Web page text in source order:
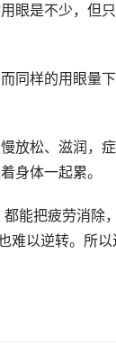
眼是不少，但
同样的用眼量下
放松、滋润，
身体一起累。
能把疲劳消除，
难以逆转。所以